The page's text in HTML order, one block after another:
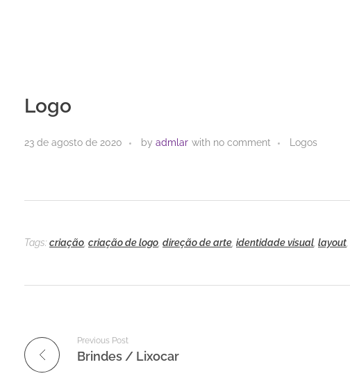
Logo
23 de agosto de 2020 by admlar with no comment Logos
Tags: criação criação de logo direção de arte identidade visual layout
Previous Post
Brindes / Lixocar